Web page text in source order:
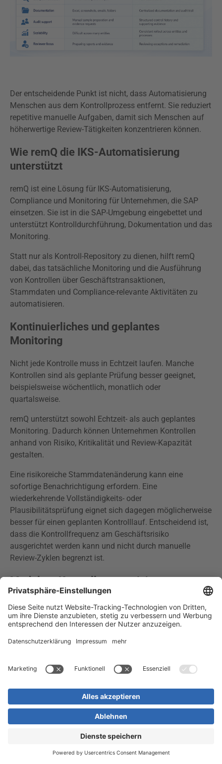
Der entscheidende Punkt ist nicht, dass Automatisierung
Menschen aus dem Kontrollprozess entfernt. Sie reduziert
repetitive manuelle Aufgaben, damit sich Menschen auf
höherwertige Review-Tätigkeiten konzentrieren können.
Wie remQ die IKS-Automatisierung
unterstützt
remQ ist eine Lösung für IKS-Automatisierung,
Compliance und Monitoring für Unternehmen, die SAP
einsetzen. Sie ist in die SAP-Umgebung eingebettet und
unterstützt Kontrolldurchführung, Dokumentation und das
Monitoring.
Statt nur als Kontroll-Repository zu dienen, hilft remQ
dabei, das tatsächliche Monitoring und die Ausführung
von Kontrollen über Geschäftstransaktionen,
Stammdaten und Compliance-relevante Aktivitäten zu
automatisieren.
Kontinuierliches und geplantes
Monitoring
Nicht jede Kontrolle muss in Echtzeit laufen. Manche
Kontrollen sind als geplante Prüfung besser geeignet,
beispielsweise wöchentlich, monatlich oder
quartalsweise.
remQ unterstützt sowohl Echtzeit- als auch geplantes
Monitoring. Dadurch können Unternehmen Kontrollen
anhand von Risiko, Kritikalität und Review-Kapazität
gestalten.
Eine risikoreiche Stammdatenänderung kann eine
sofortige Benachrichtigung erfordern. Eine
wiederkehrende Vollständigkeits- oder
Plausibilitätsprüfung eignet sich dagegen möglicherweise
besser für einen geplanten Kontrolllauf. Entscheidend ist,
dass die Kontrollfrequenz am Geschäftsrisiko
ausgerichtet werden kann und nicht durch manuelle
Review-Zyklen begrenzt ist.
Modulare Kontrollautomatisierung:
Standard, individuell oder hybrid
Nicht jedes Unternehmen startet am gleichen Punkt.
Einige Unternehmen möchten bestehende manuelle
Kontrollen schnell automatisieren. Andere verfügen
spezifische Kontrolllogik für lokale Anforderungen,
regulatorische Vorgaben oder unternehmensinterne
Richtlinien.
remQ unterstützt diese unterschiedlichen
Ausgangssituationen über eine modulare Plattform für
Kontrollautomatisierung.
Unternehmen können mit der Aktivierung von mehr als